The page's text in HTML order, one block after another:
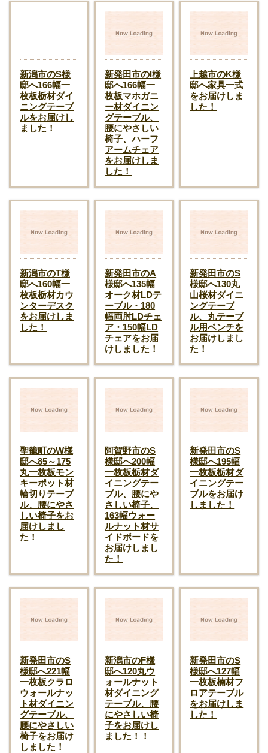
新潟市のS様
邸へ166幅一
枚板栃材ダイ
ニングテーブ
ルをお届けし
ました！
新発田市のI様
邸へ166幅一
枚板マホガニ
ー材ダイニン
グテーブル、
腰にやさしい
椅子、ハーフ
アームチェア
をお届けしま
した！
上越市のK様
邸へ家具一式
をお届けしま
した！
新潟市のT様
邸へ160幅一
枚板栃材カウ
ンターデスク
をお届けしま
した！
新発田市のA
様邸へ135幅
オーク材LDテ
ーブル・180
幅両肘LDチェ
ア・150幅LD
チェアをお届
けしました！
新発田市のS
様邸へ130丸
山桜材ダイニ
ングテーブ
ル、丸テーブ
ル用ベンチを
お届けしまし
た！
聖籠町のW様
邸へ85～175
丸一枚板モン
キーポット材
輪切りテーブ
ル、腰にやさ
しい椅子をお
届けしまし
た！
阿賀野市のS
様邸へ200幅
一枚板栃材ダ
イニングテー
ブル、腰にや
さしい椅子、
163幅ウォー
ルナット材サ
イドボードを
お届けしまし
た！
新発田市のS
様邸へ195幅
一枚板栃材ダ
イニングテー
ブルをお届け
しました！
新発田市のS
様邸へ221幅
一枚板クラロ
ウォールナッ
ト材ダイニン
グテーブル、
腰にやさしい
椅子をお届け
しました！
新潟市のF様
邸へ120丸ウ
ォールナット
材ダイニング
テーブル、腰
にやさしい椅
子をお届けし
ました！！
新発田市のS
様邸へ127幅
一枚板楠材フ
ロアテーブル
をお届けしま
した！